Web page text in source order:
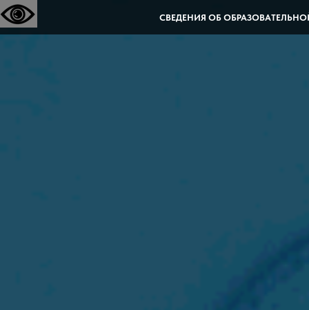
СВЕДЕНИЯ ОБ